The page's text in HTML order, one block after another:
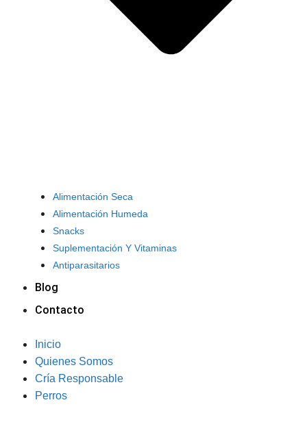
Alimentación Seca
Alimentación Humeda
Snacks
Suplementación Y Vitaminas
Antiparasitarios
Blog
Contacto
Inicio
Quienes Somos
Cría Responsable
Perros